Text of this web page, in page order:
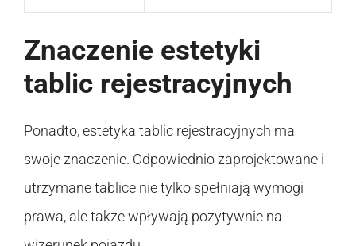
Znaczenie estetyki
tablic rejestracyjnych
Ponadto, estetyka tablic rejestracyjnych ma
swoje znaczenie. Odpowiednio zaprojektowane i
utrzymane tablice nie tylko spełniają wymogi
prawa, ale także wpływają pozytywnie na